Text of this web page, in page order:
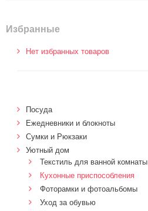
Избранные
Нет избранных товаров
Посуда
Ежедневники и блокноты
Сумки и Рюкзаки
Уютный дом
Текстиль для ванной комнаты
Кухонные приспособления
Фоторамки и фотоальбомы
Уход за обувью